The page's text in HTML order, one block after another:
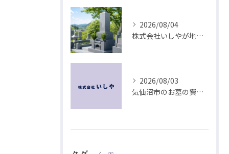
2026/08/04
株式会社いしやが地域に根ざす耐震墓石づくり
2026/08/03
気仙沼市のお墓の費用を左右する耐震とデザイン